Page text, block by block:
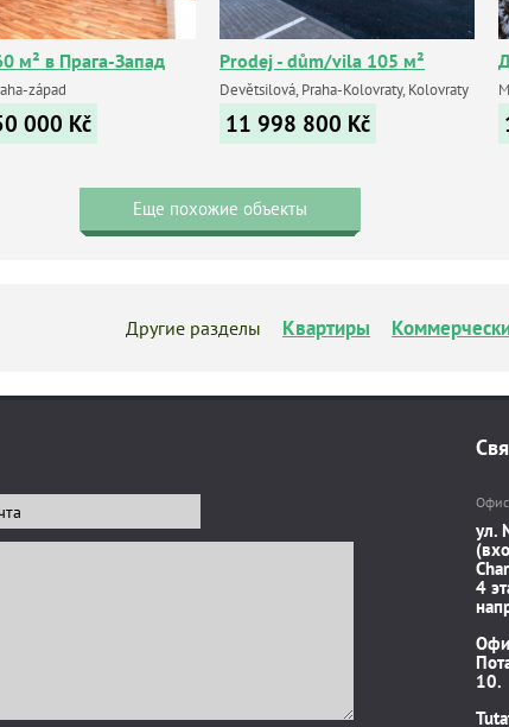
м² в Прага-Запад
západ
000 Kč
Prodej - dům/vila 105 м²
Devětsilová, Praha-Kolovraty, Kolovraty
11 998 800 Kč
Еще похожие объекты
Другие разделы Квартиры
ул.
4
10.